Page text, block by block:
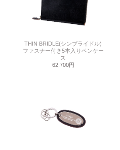
THIN BRIDLE(シンブライドル)
ファスナー付き5本入りペンケー
ス
62,700円